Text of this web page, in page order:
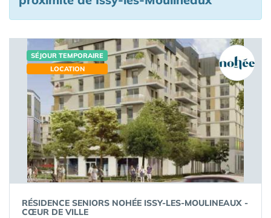
SÉJOUR TEMPORAIRE
LOCATION
RÉSIDENCE SENIORS NOHÉE ISSY-LES-MOULINEAUX -
CŒUR DE VILLE